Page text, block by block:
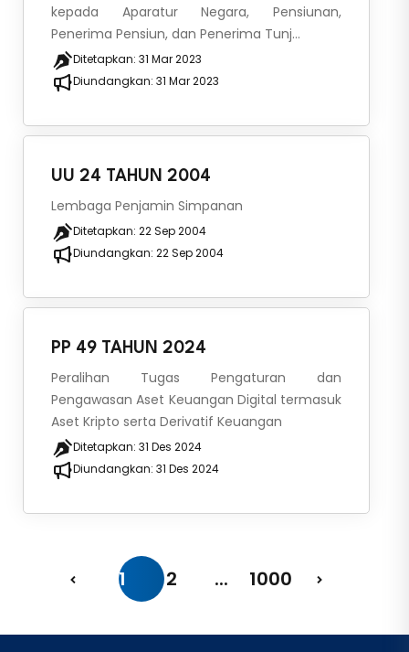
kepada Aparatur Negara, Pensiunan,
Penerima Pensiun, dan Penerima Tunj...
Ditetapkan: 31 Mar 2023
Diundangkan: 31 Mar 2023
UU 24 TAHUN 2004
Lembaga Penjamin Simpanan
Ditetapkan: 22 Sep 2004
Diundangkan: 22 Sep 2004
PP 49 TAHUN 2024
Peralihan Tugas Pengaturan dan
Pengawasan Aset Keuangan Digital termasuk
Aset Kripto serta Derivatif Keuangan
Ditetapkan: 31 Des 2024
Diundangkan: 31 Des 2024
1 2 ... 1000